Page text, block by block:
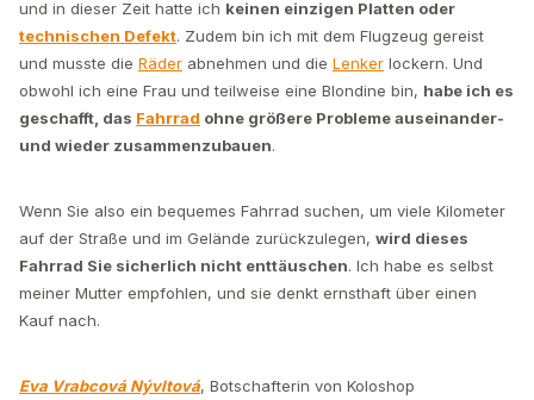
und in dieser Zeit hatte ich keinen einzigen Platten oder
technischen Defekt. Zudem bin ich mit dem Flugzeug gereist
und musste die Räder abnehmen und die Lenker lockern. Und
obwohl ich eine Frau und teilweise eine Blondine bin, habe ich es
geschafft, das Fahrrad ohne größere Probleme auseinander-
und wieder zusammenzubauen.
Wenn Sie also ein bequemes Fahrrad suchen, um viele Kilometer
auf der Straße und im Gelände zurückzulegen, wird dieses
Fahrrad Sie sicherlich nicht enttäuschen. Ich habe es selbst
meiner Mutter empfohlen, und sie denkt ernsthaft über einen
Kauf nach.
Eva Vrabcová Nývltová, Botschafterin von Koloshop